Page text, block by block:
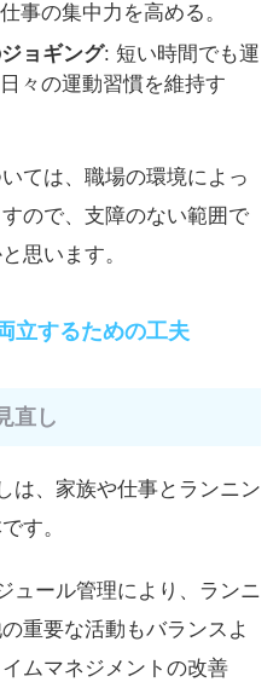
事の集中力を高める。
ョギング: 短い時間でも運
々の運動習慣を維持す
ては、職場の環境によっ
ので、支障のない範囲で
思います。
立するための工夫
直し
は、家族や仕事とランニン
す。
ュール管理により、ランニ
重要な活動もバランスよ
ムマネジメントの改善